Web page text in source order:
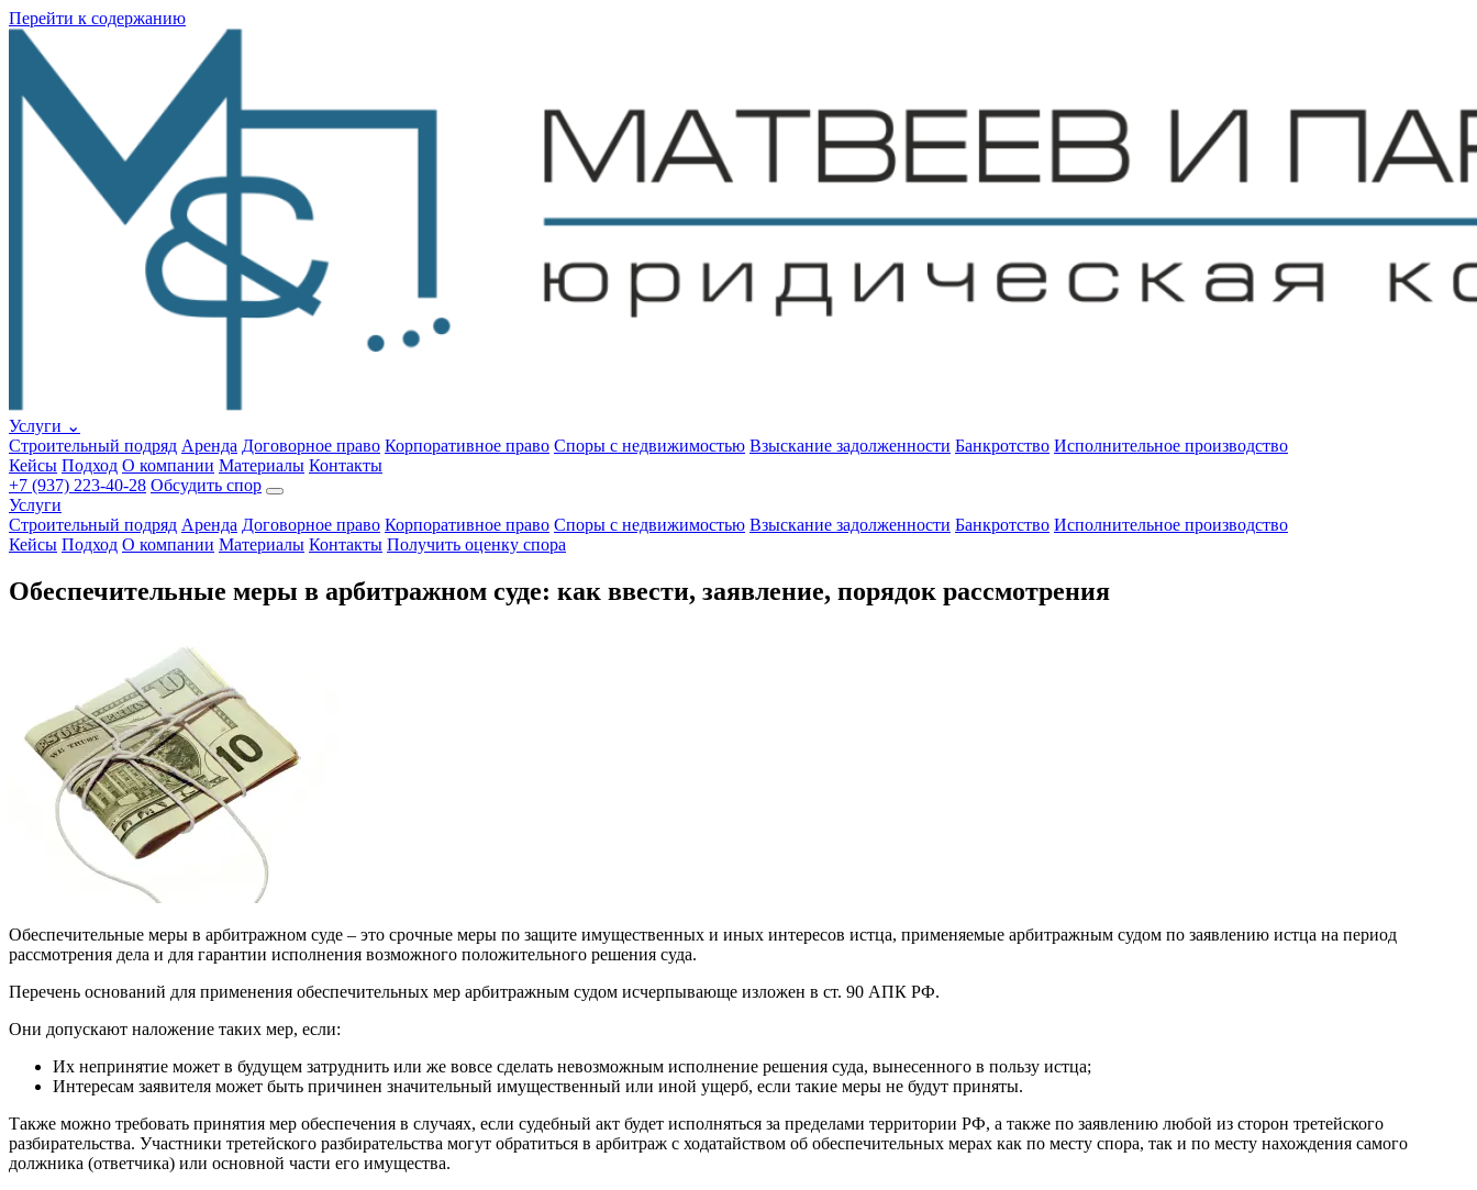
Перейти к содержанию
Услуги ⌄
Строительный подряд Аренда Договорное право Корпоративное право Споры с недвижимостью Взыскание задолженности Банкротство Исполнительное производство
Кейсы Подход О компании Материалы Контакты
+7 (937) 223-40-28 Обсудить спор
Услуги
Строительный подряд Аренда Договорное право Корпоративное право Споры с недвижимостью Взыскание задолженности Банкротство Исполнительное производство
Кейсы Подход О компании Материалы Контакты Получить оценку спора
Обеспечительные меры в арбитражном суде: как ввести, заявление, порядок рассмотрения
Обеспечительные меры в арбитражном суде – это срочные меры по защите имущественных и иных интересов истца, применяемые арбитражным судом по заявлению истца на период
рассмотрения дела и для гарантии исполнения возможного положительного решения суда.
Перечень оснований для применения обеспечительных мер арбитражным судом исчерпывающе изложен в ст. 90 АПК РФ.
Они допускают наложение таких мер, если:
Их непринятие может в будущем затруднить или же вовсе сделать невозможным исполнение решения суда, вынесенного в пользу истца;
Интересам заявителя может быть причинен значительный имущественный или иной ущерб, если такие меры не будут приняты.
Также можно требовать принятия мер обеспечения в случаях, если судебный акт будет исполняться за пределами территории РФ, а также по заявлению любой из сторон третейского
разбирательства. Участники третейского разбирательства могут обратиться в арбитраж с ходатайством об обеспечительных мерах как по месту спора, так и по месту нахождения самого
должника (ответчика) или основной части его имущества.